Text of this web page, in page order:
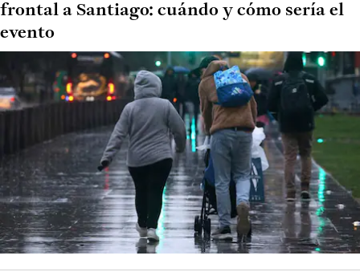
frontal a Santiago: cuándo y cómo sería el
evento